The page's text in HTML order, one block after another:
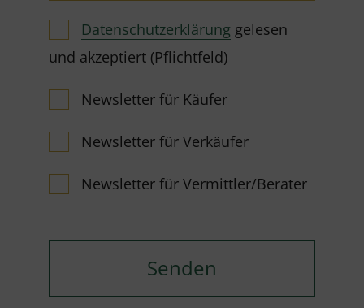
Datenschutzerklärung gelesen
und akzeptiert (Pflichtfeld)
Newsletter für Käufer
Newsletter für Verkäufer
Newsletter für Vermittler/Berater